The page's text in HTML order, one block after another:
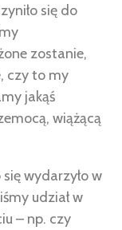
się do
zostanie,
czy to my
jakąś
wiążącą
wydarzyło w
udział w
– np. czy